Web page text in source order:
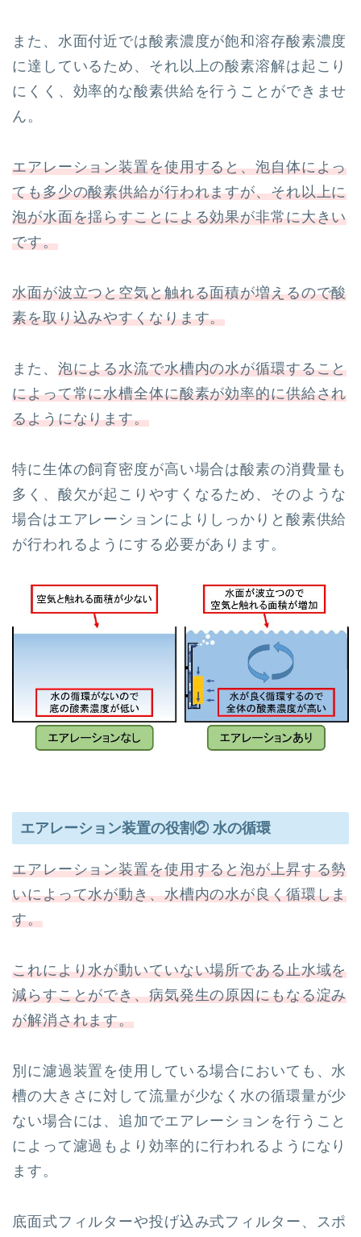
また、水面付近では酸素濃度が飽和溶存酸素濃度
に達しているため、それ以上の酸素溶解は起こり
にくく、効率的な酸素供給を行うことができませ
ん。
エアレーション装置を使用すると、泡自体によっ
ても多少の酸素供給が行われますが、それ以上に
泡が水面を揺らすことによる効果が非常に大きい
です。
水面が波立つと空気と触れる面積が増えるので酸
素を取り込みやすくなります。
また、 泡による水流で水槽内の水が循環すること
によって常に水槽全体に酸素が効率的に供給され
るようになります。
特に生体の飼育密度が高い場合は酸素の消費量も
多く、酸欠が起こりやすくなるため、そのような
場合はエアレーションによりしっかりと酸素供給
が行われるようにする必要があります。
エアレーション装置の役割② 水の循環
エアレーション装置を使用すると泡が上昇する勢
いによって水が動き、水槽内の水が良く循環しま
す。
これにより水が動いていない場所である止水域を
減らすことができ、病気発生の原因にもなる淀み
が解消されます。
別に濾過装置を使用している場合においても、水
槽の大きさに対して流量が少なく水の循環量が少
ない場合には、追加でエアレーションを行うこと
によって濾過もより効率的に行われるようになり
ます。
底面式フィルターや投げ込み式フィルター、スポ